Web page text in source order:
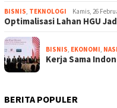
BISNIS TEKNOLOGI Kamis, 26
Optimalisasi Lahan HGU
BISNIS EKONOMI
Kerja Sama
BERITA POPULER